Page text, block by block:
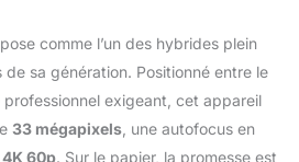
comme l’un des hybrides plein
sa génération. Positionné entre le
exigeant, cet appareil
33 mégapixels , une autofocus en
4K 60p. Sur le papier, la promesse est